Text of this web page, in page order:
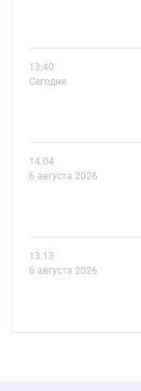
13.40
Сегодня
14.04
6 августа 2026
13.13
6 августа 2026